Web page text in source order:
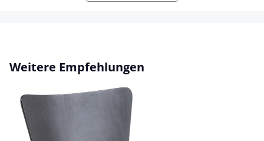
Produktgalerie überspringen
Weitere Empfehlungen